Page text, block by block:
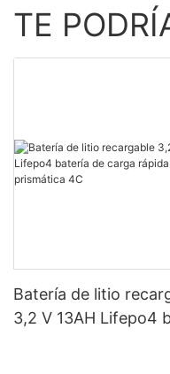
TE
Batería de litio
3,2 V 13AH Lifepo4